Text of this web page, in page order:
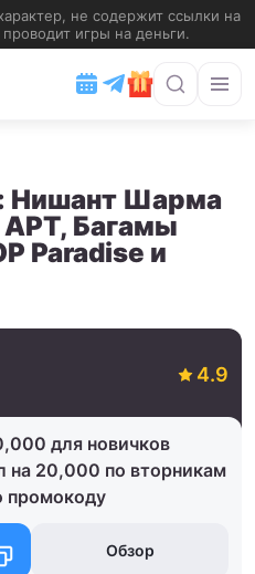
Нишант Шарма
Багамы
Paradise и
для новичков
20,000 по вторникам
промокоду
Обзор